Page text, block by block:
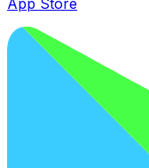
App Store